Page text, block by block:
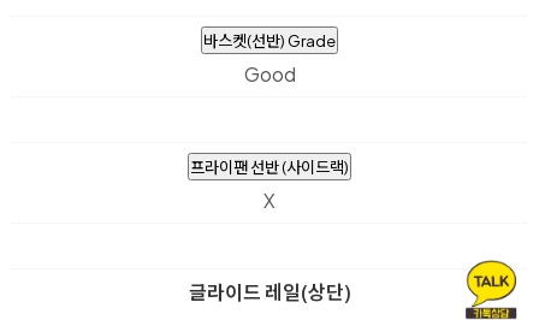
바스켓(선반) Grade
Good
프라이팬 선반 (사이드랙)
X
글라이드 레일(상단)